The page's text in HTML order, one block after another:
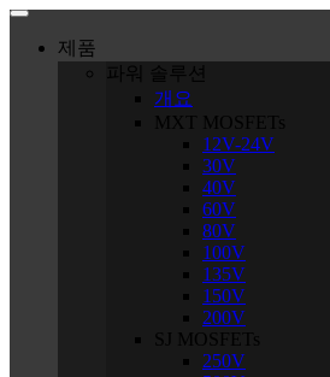
제품
파워 솔루션
개요
MXT MOSFETs
12V-24V
30V
40V
60V
80V
100V
135V
150V
200V
SJ MOSFETs
250V